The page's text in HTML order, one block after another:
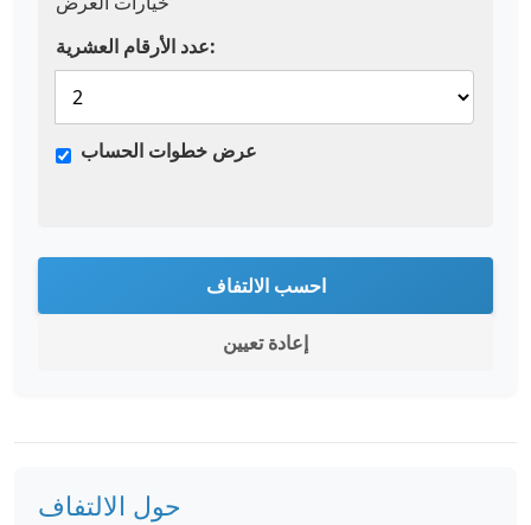
عدد الأرقام العشرية:
عرض خطوات الحساب
احسب الالتفاف
إعادة تعيين
حول الالتفاف